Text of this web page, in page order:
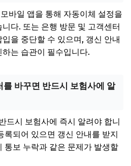
바일 앱을 통해 자동이체 설정을
다. 또는 은행 방문 및 고객센터
을 중단할 수 있으며, 갱신 안내
는 습관이 필수입니다.
를 바꾸면 반드시 보험사에 알
드시 보험사에 즉시 알려야 합니
록되어 있으면 갱신 안내를 받지
통보 누락과 같은 문제가 발생할